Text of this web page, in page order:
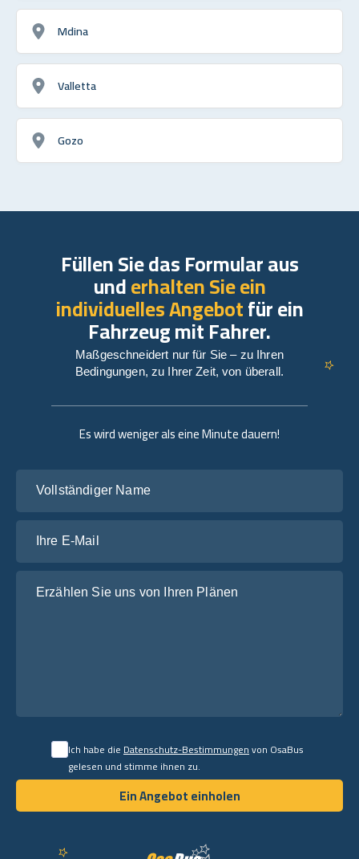
Mdina
Valletta
Gozo
Es wird weniger als eine Minute dauern!
Ich habe dieDatenschutz-Bestimmungenvon OsaBus
gelesen und stimme ihnen zu.
Ein Angebot einholen
Ein Angebot einholen
Füllen Sie das Formular aus
underhalten Sie ein
individuelles Angebotfür ein
Fahrzeug mit Fahrer.
Maßgeschneidert nur für Sie – zu Ihren
Bedingungen, zu Ihrer Zeit, von überall.